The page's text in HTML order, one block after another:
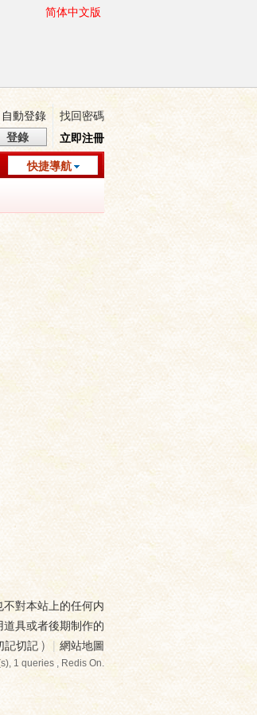
简体中文版
自動登錄
找回密碼
登錄
立即注冊
快捷導航
對本站上的任何内
具或者後期制作的
記切記 ) | 網站地圖
1 queries , Redis On.